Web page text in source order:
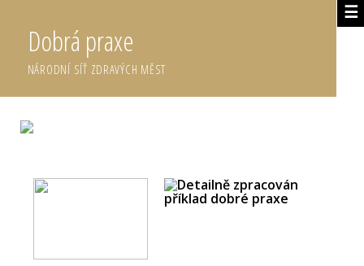
☰
Dobrá praxe
NÁRODNÍ SÍŤ ZDRAVÝCH MĚST